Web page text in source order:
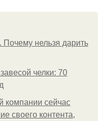
Почему нельзя дарить
челки: 70
компании сейчас
своего контента,